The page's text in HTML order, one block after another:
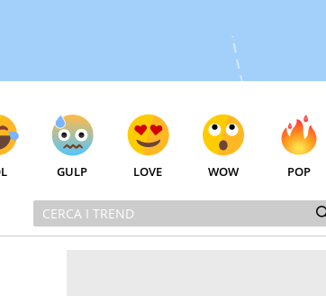
GULP LOVE WOW POP